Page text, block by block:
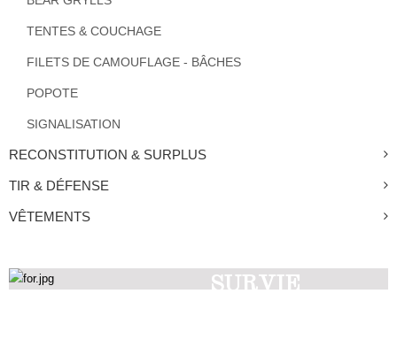
TENTES & COUCHAGE
FILETS DE CAMOUFLAGE - BÂCHES
POPOTE
SIGNALISATION
RECONSTITUTION & SURPLUS
TIR & DÉFENSE
VÊTEMENTS
SURVIE